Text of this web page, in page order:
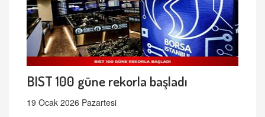
BIST 100 güne rekorla başladı
19 Ocak 2026 Pazartesi